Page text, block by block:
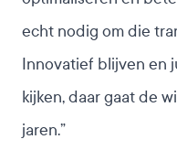
echt nodig om die
Innovatief blijven en
kijken, daar gaat de
jaren.”